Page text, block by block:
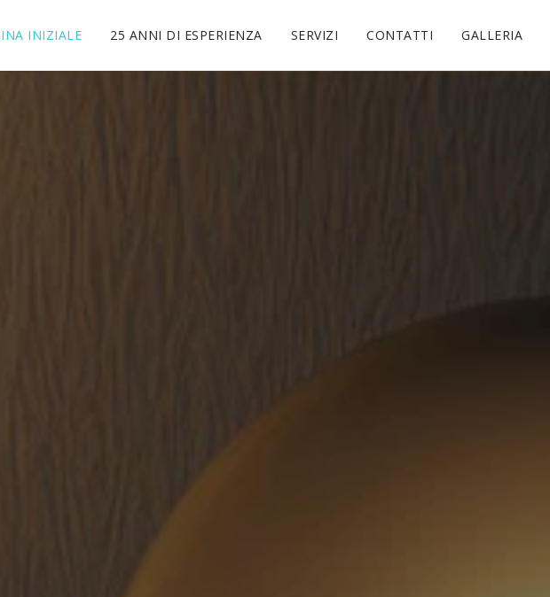
INIZIALE 25 ANNI DI ESPERIENZA SERVIZI CONTATTI GALLERIA